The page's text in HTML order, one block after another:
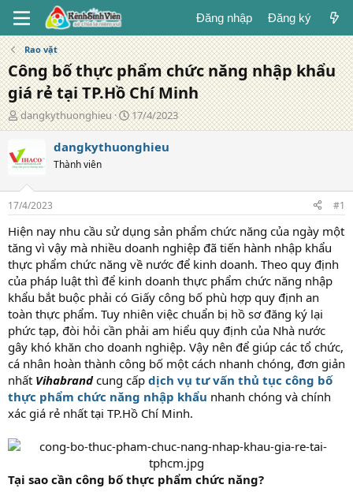
Đăng nhập Đăng ký
Rao vặt
Công bố thực phẩm chức năng nhập khẩu
giá rẻ tại TP.Hồ Chí Minh
T
á
g
i
ả
dangkythuonghieu
N
g
à
y
g
17/4/2023
dangkythuonghieu
Thành viên
17/4/2023 #1
Hiện nay nhu cầu sử dụng sản phẩm chức năng của ngày một
tăng vì vậy mà nhiều doanh nghiệp đã tiến hành nhập khẩu
thực phẩm chức năng về nước để kinh doanh. Theo quy định
của pháp luật thì để kinh doanh thực phẩm chức năng nhập
khẩu bắt buộc phải có Giấy công bố phù hợp quy định an
toàn thực phẩm. Tuy nhiên việc chuẩn bị hồ sơ đăng ký lại
phức tạp, đòi hỏi cần phải am hiểu quy định của Nhà nước
gây khó khăn cho doanh nghiệp. Vậy nên để giúp các tổ chức,
cá nhân hoàn thành công bố một cách nhanh chóng, đơn giản
nhất Vihabrandcung cấp dịch vụ tư vấn thủ tục công bố
thực phẩm chức năng nhập khẩu nhanh chóng và chính
xác giá rẻ nhất tại TP.Hồ Chí Minh.
Tại sao cần công bố thực phẩm chức năng?